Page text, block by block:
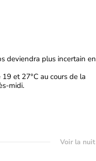
deviendra plus incertain en
et 27°C au cours de la
midi.
Voir la nuit